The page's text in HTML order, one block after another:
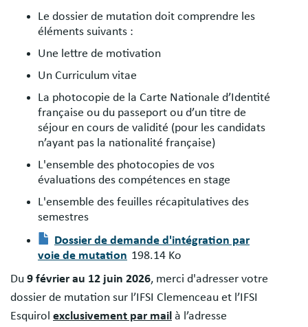
Le dossier de mutation doit comprendre les
éléments suivants :
Une lettre de motivation
Un Curriculum vitae
La photocopie de la Carte Nationale d’Identité
française ou du passeport ou d’un titre de
séjour en cours de validité (pour les candidats
n’ayant pas la nationalité française)
L'ensemble des photocopies de vos
évaluations des compétences en stage
L'ensemble des feuilles récapitulatives des
semestres
Document
Dossier de demande d'intégration par
voie de mutation 198.14 Ko
Du 9 février au 12 juin 2026, merci d'adresser votre
dossier de mutation sur l’IFSI Clemenceau et l’IFSI
Esquirol exclusivement par mail à l’adresse